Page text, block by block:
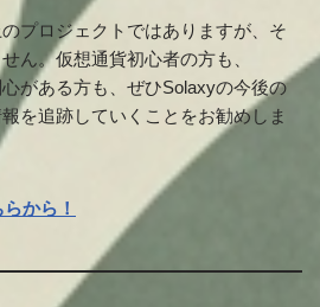
プロジェクトではありますが、そ
ん。仮想通貨初心者の方も、
がある方も、ぜひSolaxyの今後の
を追跡していくことをお勧めしま
から！